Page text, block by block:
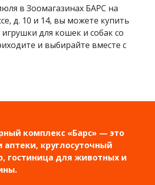
в Зоомагазинах БАРС на
д. 10 и 14, вы можете купить
для кошек и собак со
и выбирайте вместе с
комплекс «Барс» — это
аптеки, круглосуточный
гостиница для животных и